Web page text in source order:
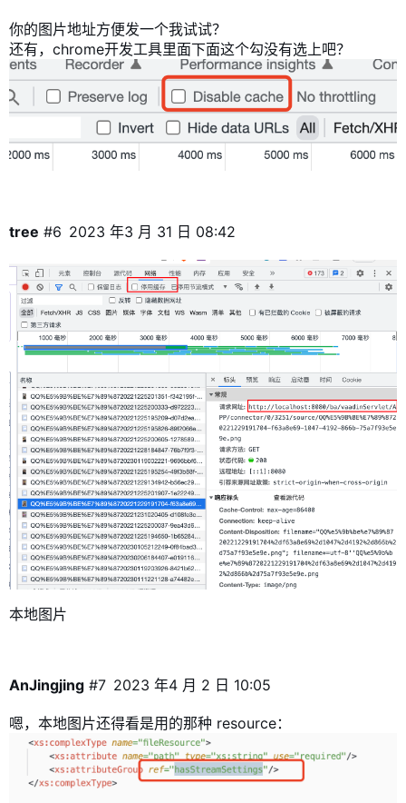
你的图片地址方便发一个我试试？
还有，chrome开发工具里面下面这个勾没有选上吧？
tree 2023 年3 月 31 日 08:42
#6
本地图片
AnJingjing 2023 年4 月 2 日 10:05
#7
嗯，本地图片还得看是用的那种 resource：